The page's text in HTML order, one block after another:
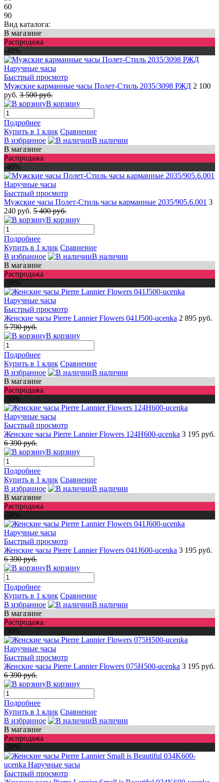
60
90
Вид каталога:
В магазине
Распродажа
-40%
Быстрый просмотр
Мужские карманные часы Полет-Стиль 2035/3098 РЖД 2 100
руб. 3 500 руб.
В корзину
Подробнее
Купить в 1 клик Сравнение
В избранное
В наличии
В магазине
Распродажа
-40%
Быстрый просмотр
Мужские часы Полет-Стиль часы карманные 2035/905.6.001 3
240 руб. 5 400 руб.
В корзину
Подробнее
Купить в 1 клик Сравнение
В избранное
В наличии
В магазине
Распродажа
-50%
Быстрый просмотр
Женские часы Pierre Lannier Flowers 041J500-ucenka 2 895 руб.
5 790 руб.
В корзину
Подробнее
Купить в 1 клик Сравнение
В избранное
В наличии
В магазине
Распродажа
-50%
Быстрый просмотр
Женские часы Pierre Lannier Flowers 124H600-ucenka 3 195 руб.
6 390 руб.
В корзину
Подробнее
Купить в 1 клик Сравнение
В избранное
В наличии
В магазине
Распродажа
-50%
Быстрый просмотр
Женские часы Pierre Lannier Flowers 041J600-ucenka 3 195 руб.
6 390 руб.
В корзину
Подробнее
Купить в 1 клик Сравнение
В избранное
В наличии
В магазине
Распродажа
-50%
Быстрый просмотр
Женские часы Pierre Lannier Flowers 075H500-ucenka 3 195 руб.
6 390 руб.
В корзину
Подробнее
Купить в 1 клик Сравнение
В избранное
В наличии
В магазине
Распродажа
-50%
Быстрый просмотр